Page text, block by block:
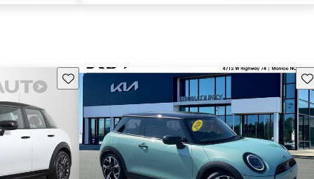
Guarda este Aviso